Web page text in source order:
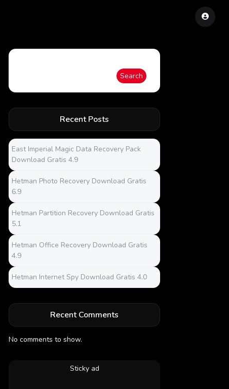
Search
Recent Posts
East Imperial Magic Data Recovery Pack
Download Gratis 4.9
Hetman Photo Recovery Download Gratis
6.9
Hetman Partition Recovery Download Gratis
5.1
Hetman Office Recovery Download Gratis
4.9
Hetman Internet Spy Download Gratis 4.0
Recent Comments
No comments to show.
Sticky ad